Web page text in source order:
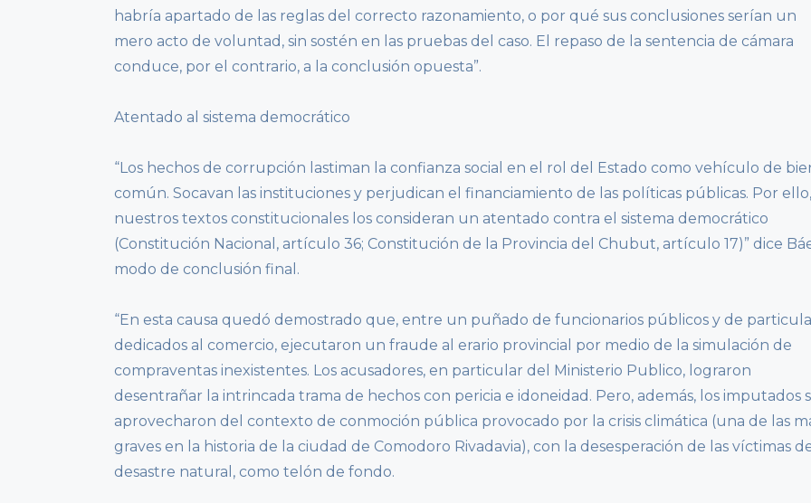
habría apartado de las reglas del correcto razonamiento, o por qué sus conclusiones serían un
mero acto de voluntad, sin sostén en las pruebas del caso. El repaso de la sentencia de cámara
conduce, por el contrario, a la conclusión opuesta”.
Atentado al sistema democrático
“Los hechos de corrupción lastiman la confianza social en el rol del Estado como vehículo de
común. Socavan las instituciones y perjudican el financiamiento de las políticas públicas. Por ello,
nuestros textos constitucionales los consideran un atentado contra el sistema democrático
(Constitución Nacional, artículo 36; Constitución de la Provincia del Chubut, artículo 17)” dice
modo de conclusión final.
“En esta causa quedó demostrado que, entre un puñado de funcionarios públicos y de
dedicados al comercio, ejecutaron un fraude al erario provincial por medio de la simulación de
compraventas inexistentes. Los acusadores, en particular del Ministerio Publico, lograron
desentrañar la intrincada trama de hechos con pericia e idoneidad. Pero, además, los imputados
aprovecharon del contexto de conmoción pública provocado por la crisis climática (una de las
graves en la historia de la ciudad de Comodoro Rivadavia), con la desesperación de las víctimas
desastre natural, como telón de fondo.